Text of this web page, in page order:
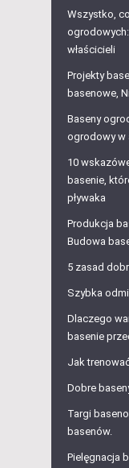
Wszystko,
właścicieli
Projekty
basenowe,
Baseny
ogrodowy w
10
basenie,
pływaka
Produkcja
Budowa
5 zasad
Szybka
Dlaczego
basenie
Jak
Dobre
Targi
basenów.
Pielęgnacja